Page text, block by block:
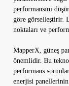
performansını
göre görselleştirir.
noktaları ve
MapperX, güneş
önemlidir. Bu
performans
enerjisi panellerinin